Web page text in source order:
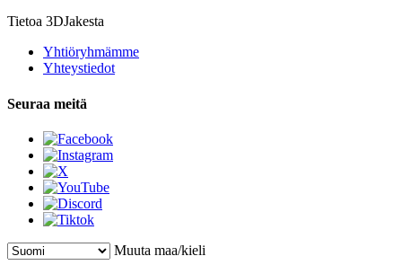
Tietoa 3DJakesta
Yhtiöryhmämme
Yhteystiedot
Seuraa meitä
Muuta maa/kieli